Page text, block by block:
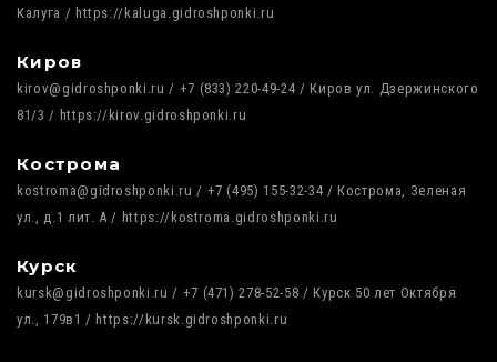
Калуга / https://kaluga.gidroshponki.ru
Киров
kirov@gidroshponki.ru / +7 (833) 220-49-24 / Киров ул. Дзержинского
81/3 / https://kirov.gidroshponki.ru
Кострома
kostroma@gidroshponki.ru / +7 (495) 155-32-34 / Кострома, Зеленая
ул., д.1 лит. А / https://kostroma.gidroshponki.ru
Курск
kursk@gidroshponki.ru / +7 (471) 278-52-58 / Курск 50 лет Октября
ул., 179в1 / https://kursk.gidroshponki.ru